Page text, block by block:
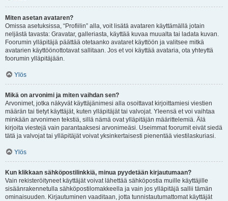
Miten asetan avataren?
Omissa asetuksissa, “Profiilin” alla, voit lisätä avataren käyttämällä jotain
neljästä tavasta: Gravatar, galleriasta, käyttää kuvaa muualta tai ladata kuvan.
Foorumin ylläpitäjä päättää otetaanko avataret käyttöön ja valitsee mitkä
avatarien käyttöönottotavat sallitaan. Jos et voi käyttää avataria, ota yhteyttä
foorumin ylläpitäjään.
Ylös
Mikä on arvonimi ja miten vaihdan sen?
Arvonimet, jotka näkyvät käyttäjänimesi alla osoittavat kirjoittamiesi viestien
määrän tai tietyt käyttäjät, kuten ylläpitäjät tai valvojat. Yleensä et voi vaihtaa
minkään arvonimen tekstiä, sillä nämä ovat ylläpitäjän määrittelemiä. Älä
kirjoita viestejä vain parantaaksesi arvonimeäsi. Useimmat foorumit eivät siedä
tätä ja valvojat tai ylläpitäjät voivat yksinkertaisesti pienentää viestilaskuriasi.
Ylös
Kun klikkaan sähköpostilinkkiä, minua pyydetään kirjautumaan?
Vain rekisteröityneet käyttäjät voivat lähettää sähköpostia muille käyttäjille
sisäänrakennetulla sähköpostilomakkeella ja vain jos ylläpitäjä sallii tämän
ominaisuuden. Kirjautuminen vaaditaan, jotta tunnistautumattomat käyttäjät